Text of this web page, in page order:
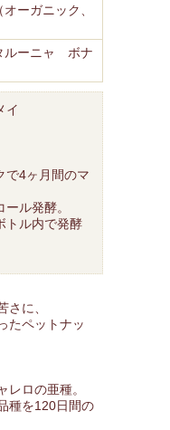
ーガニック、
ルーニャ ボナ
イ
で4ヶ月間のマ
ル発酵。
トル内で発酵
さに、
たペットナッ
レロの亜種。
種を120日間の